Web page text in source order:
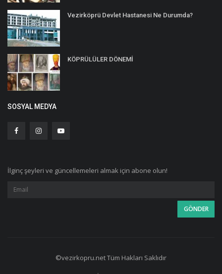
Vezirköprü Devlet Hastanesi Ne Durumda?
KÖPRÜLÜLER DÖNEMİ
SOSYAL MEDYA
İlginç şeyleri ve güncellemeleri almak için abone olun!
©vezirkopru.net Tüm Hakları Saklıdır